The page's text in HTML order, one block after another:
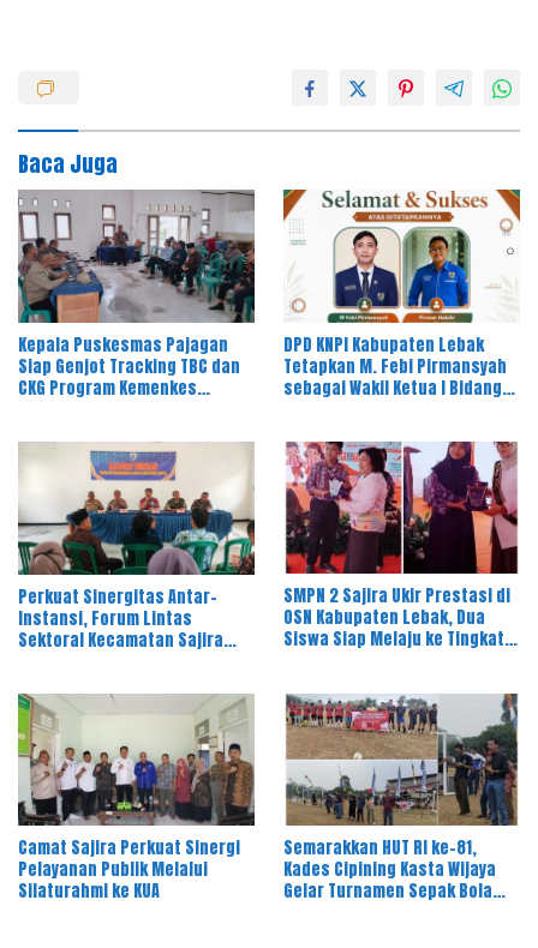
Baca Juga
Kepala Puskesmas Pajagan
Siap Genjot Tracking TBC dan
CKG Program Kemenkes
DPD KNPI Kabupaten Lebak
Tetapkan M. Febi Pirmansyah
sebagai Wakil Ketua I Bidang
Perkuat Sinergitas Antar-
Instansi, Forum Lintas
Sektoral Kecamatan Sajira
SMPN 2 Sajira Ukir Prestasi di
OSN Kabupaten Lebak, Dua
Siswa Siap Melaju ke Tingkat
Camat Sajira Perkuat Sinergi
Pelayanan Publik Melalui
Silaturahmi ke KUA
Semarakkan HUT RI ke-81,
Kades Cipining Kasta Wijaya
Gelar Turnamen Sepak Bola